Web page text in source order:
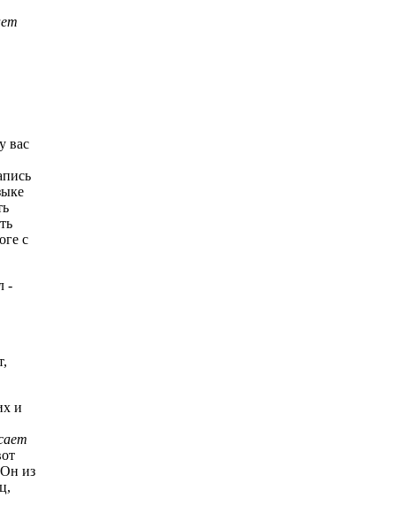
вас
с
-
и
Он из